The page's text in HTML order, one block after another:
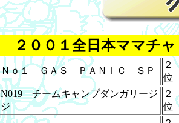
２００１全日本ママチ
Ｎｏ１ ＧＡＳ ＰＡＮＩＣ ＳＰ
２
位
N019 チームキャンプダンガリージ
ジ
２
位